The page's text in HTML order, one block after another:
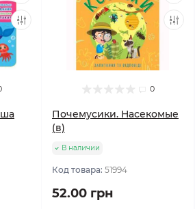
0
Почемусики. Насекомые
(в)
В наличии
Код товара: 51994
52.00 грн